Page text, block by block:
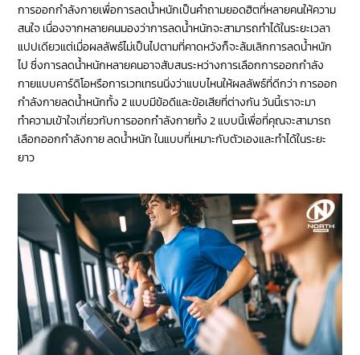
การออกกำลังกายเพื่อการลดน้ำหนักเป็นคำถามยอดฮิตที่หลายคนให้ความ
สนใจ เนื่องจากหลายคนมองว่าการลดน้ำหนักจะสามารถทำได้ในระยะเวลา
แปปเดียวแต่เมื่อผลลัพธ์ไม่เป็นไปตามที่คาดหวังก็จะล้มเลิกการลดน้ำหนัก
ไป ซึ่งการลดน้ำหนักหลายคนอาจสับสนระหว่างการเลือกการออกกำลัง
กายแบบคาร์ดิโอหรือการเวทเทรนนิ่งว่าแบบไหนให้ผลลัพธ์ที่ดีกว่า การออก
กำลังกายลดน้ำหนักทั้ง 2 แบบมีข้อดีและข้อเสียที่ต่างกัน วันนี้เราจะมา
ทำความเข้าใจเกี่ยวกับการออกกำลังกายทั้ง 2 แบบนี้เพื่อที่คุณจะสามารถ
เลือกออกกำลังกาย ลดน้ำหนัก ในแบบที่เหมาะกับตัวเองและทำได้ในระยะ
ยาว